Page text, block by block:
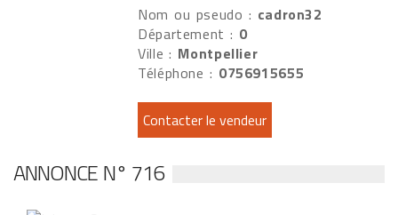
Nom ou pseudo : cadron32
Département : 0
Ville : Montpellier
Téléphone : 0756915655
ANNONCE N° 716